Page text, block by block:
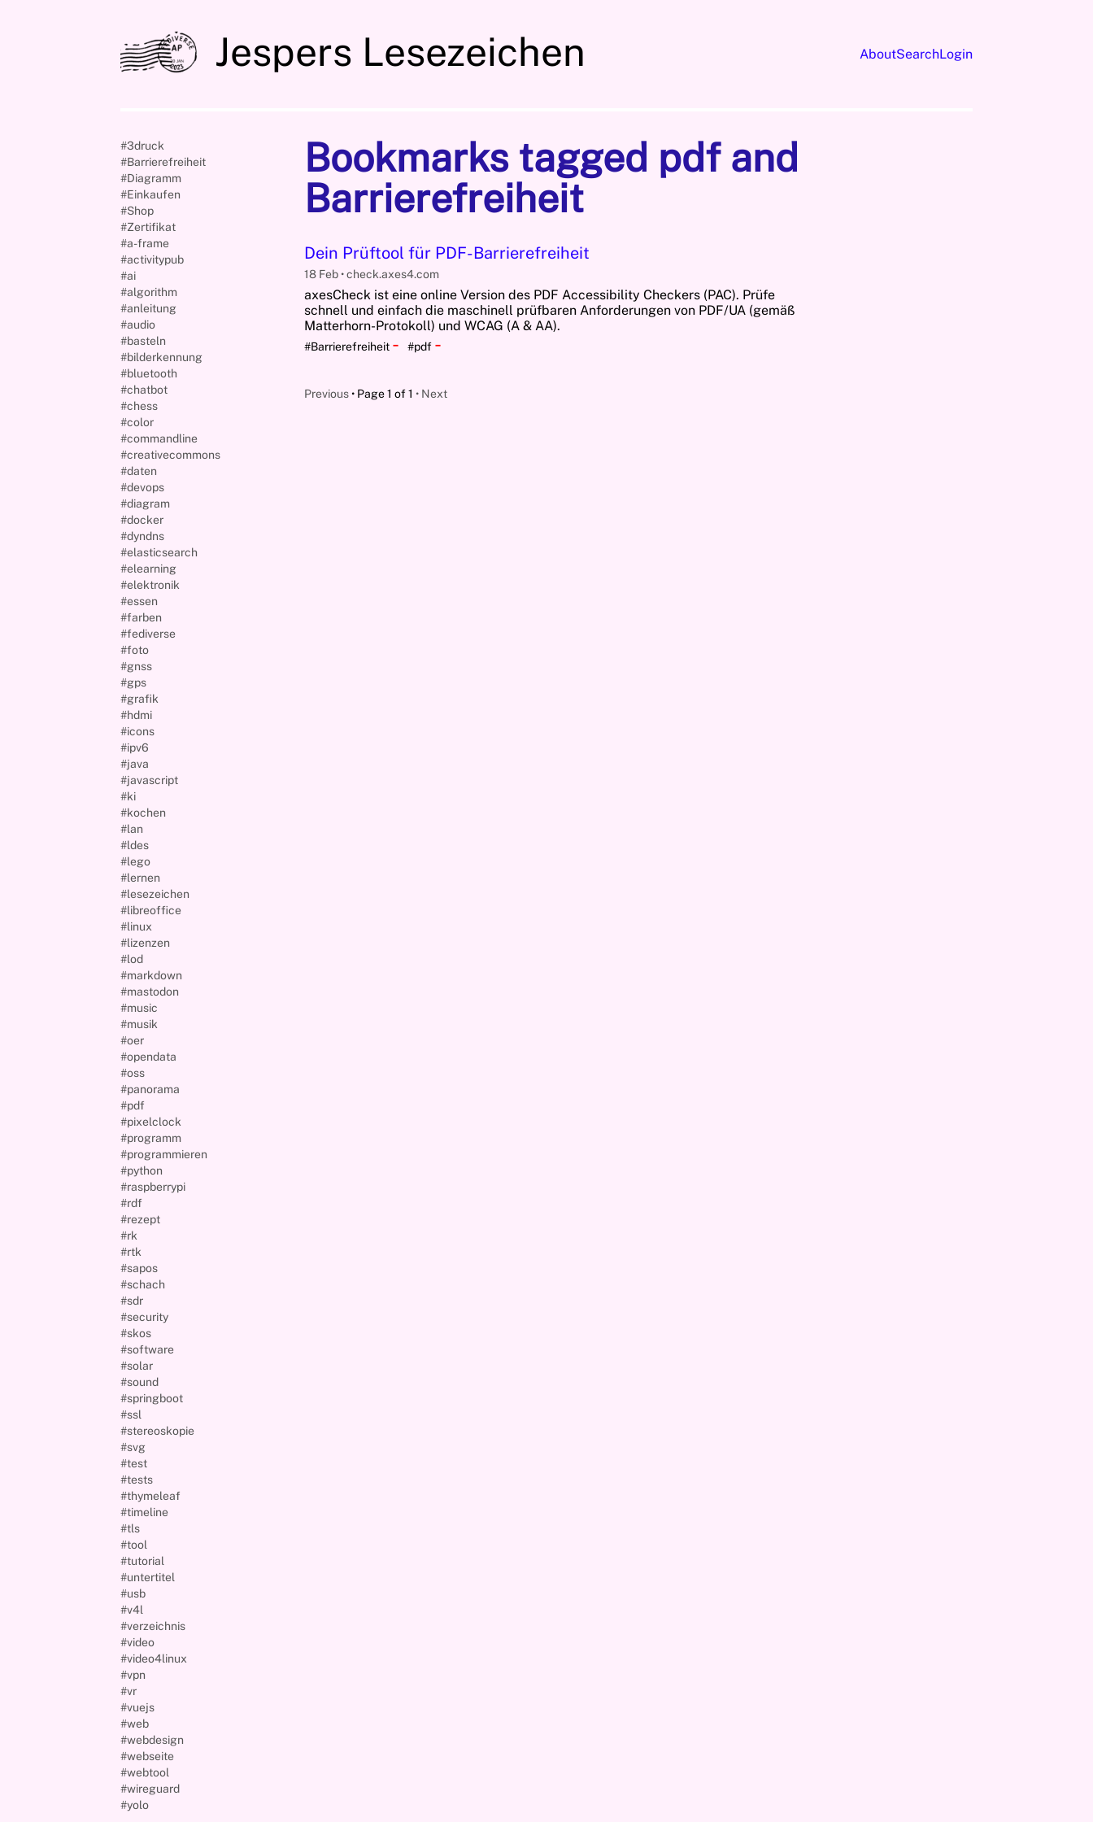
Jespers Lesezeichen AboutSearchLogin
Bookmarks tagged pdf and
Barrierefreiheit
Dein Prüftool für PDF-Barrierefreiheit
18 Feb check.axes4.com
axesCheck ist eine online Version des PDF Accessibility Checkers (PAC). Prüfe
schnell und einfach die maschinell prüfbaren Anforderungen von PDF/UA (gemäß
Matterhorn-Protokoll) und WCAG (A & AA).
#Barrierefreiheit - #pdf -
Previous Page 1 of 1 Next
#3druck
#Barrierefreiheit
#Diagramm
#Einkaufen
#Shop
#Zertifikat
#a-frame
#activitypub
#ai
#algorithm
#anleitung
#audio
#basteln
#bilderkennung
#bluetooth
#chatbot
#chess
#color
#commandline
#creativecommons
#daten
#devops
#diagram
#docker
#dyndns
#elasticsearch
#elearning
#elektronik
#essen
#farben
#fediverse
#foto
#gnss
#gps
#grafik
#hdmi
#icons
#ipv6
#java
#javascript
#ki
#kochen
#lan
#ldes
#lego
#lernen
#lesezeichen
#libreoffice
#linux
#lizenzen
#lod
#markdown
#mastodon
#music
#musik
#oer
#opendata
#oss
#panorama
#pdf
#pixelclock
#programm
#programmieren
#python
#raspberrypi
#rdf
#rezept
#rk
#rtk
#sapos
#schach
#sdr
#security
#skos
#software
#solar
#sound
#springboot
#ssl
#stereoskopie
#svg
#test
#tests
#thymeleaf
#timeline
#tls
#tool
#tutorial
#untertitel
#usb
#v4l
#verzeichnis
#video
#video4linux
#vpn
#vr
#vuejs
#web
#webdesign
#webseite
#webtool
#wireguard
#yolo